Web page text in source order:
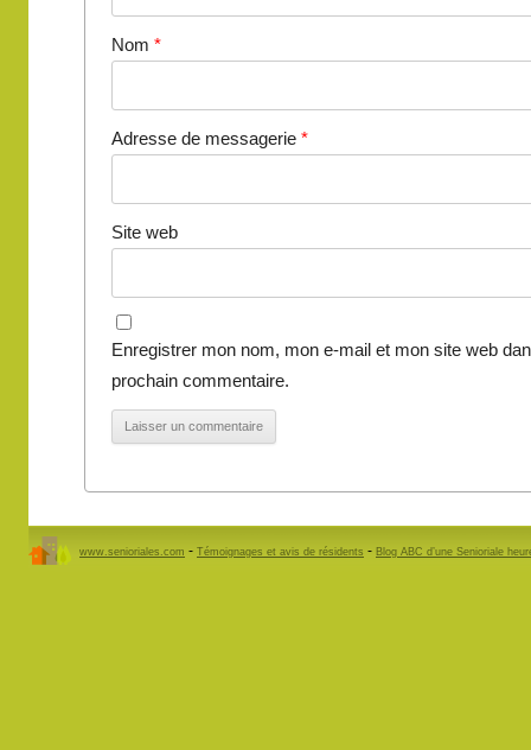
Nom *
Adresse de messagerie *
Site web
Enregistrer mon nom, mon e-mail et mon site web
prochain commentaire.
www.senioriales.com - Témoignages et avis de résidents - Blog ABC d’une Senioriale